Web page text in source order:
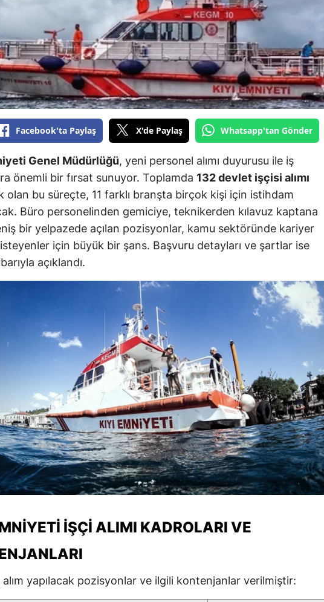
Bitlis
Bolu
Burdur
Bursa
Çanakkale
Çankırı
Çorum
Denizli
Diyarbakır
Edirne
Erzincan
Erzurum
Eskişehir
Gaziantep
Giresun
Gümüşhane
Hakkari
Hatay
Isparta
Facebook'ta Paylaş X'de Paylaş Whatsapp'tan Gönder
Genel Müdürlüğü, yeni personel alımı duyurusu ile iş
önemli bir fırsat sunuyor. Toplamda 132 devlet işçisi alımı
olan bu süreçte, 11 farklı branşta birçok kişi için istihdam
Büro personelinden gemiciye, teknikerden kılavuz kaptana
bir yelpazede açılan pozisyonlar, kamu sektöründe kariyer
için büyük bir şans. Başvuru detayları ve şartlar ise
açıklandı.
İŞÇI ALIMI KADROLARI VE
alım yapılacak pozisyonlar ve ilgili kontenjanlar verilmiştir: